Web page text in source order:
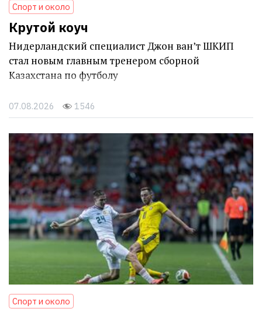
Спорт и около
Крутой коуч
Нидерландский специалист Джон ван’т ШКИП
стал новым главным тренером сборной
Казахстана по футболу
07.08.2026 1546
Спорт и около